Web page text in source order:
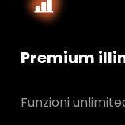
Premium
Funzioni